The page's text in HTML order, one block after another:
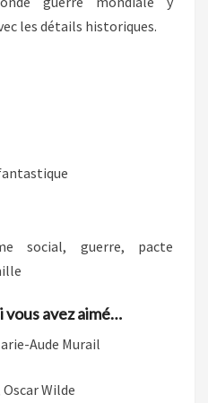
les détails historiques.
social, guerre, pacte
vous avez aimé…
Aude Murail
Oscar Wilde